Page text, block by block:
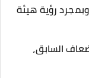
رؤية هيئة
السابق،